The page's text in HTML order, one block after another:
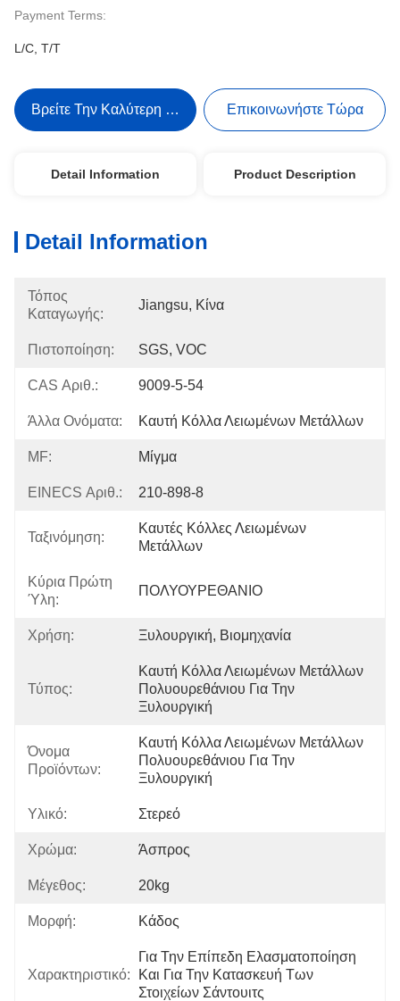
Payment Terms:
L/C, T/T
Βρείτε Την Καλύτερη Τιμή Επικοινωνήστε Τώρα
Detail Information Product Description
Detail Information
Τόπος
Καταγωγής:
Jiangsu, Κίνα
Πιστοποίηση: SGS, VOC
CAS Αριθ.: 9009-5-54
Άλλα Ονόματα: Καυτή Κόλλα Λειωμένων Μετάλλων
MF: Μίγμα
EINECS Αριθ.: 210-898-8
Ταξινόμηση:
Καυτές Κόλλες Λειωμένων
Μετάλλων
Κύρια Πρώτη
Ύλη:
ΠΟΛΥΟΥΡΕΘΑΝΙΟ
Χρήση: Ξυλουργική, Βιομηχανία
Τύπος:
Καυτή Κόλλα Λειωμένων Μετάλλων
Πολυουρεθάνιου Για Την
Ξυλουργική
Όνομα
Προϊόντων:
Καυτή Κόλλα Λειωμένων Μετάλλων
Πολυουρεθάνιου Για Την
Ξυλουργική
Υλικό: Στερεό
Χρώμα: Άσπρος
Μέγεθος: 20kg
Μορφή: Κάδος
Χαρακτηριστικό:
Για Την Επίπεδη Ελασματοποίηση
Και Για Την Κατασκευή Των
Στοιχείων Σάντουιτς